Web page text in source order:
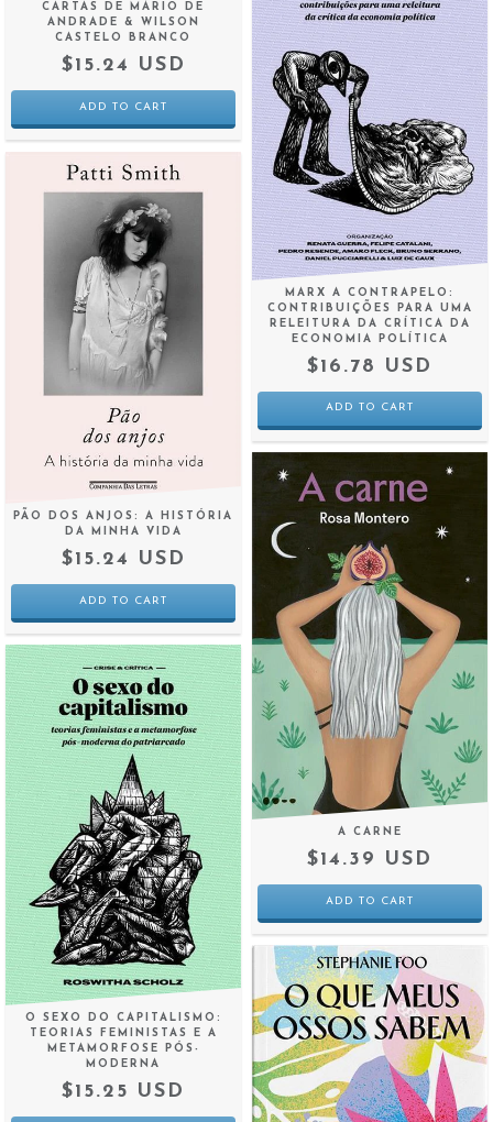
CARTAS DE MÁRIO DE
ANDRADE & WILSON
CASTELO BRANCO
$15.24 USD
PÃO DOS ANJOS: A HISTÓRIA
DA MINHA VIDA
$15.24 USD
MARX A CONTRAPELO:
CONTRIBUIÇÕES PARA UMA
RELEITURA DA CRÍTICA DA
ECONOMIA POLÍTICA
$16.78 USD
O SEXO DO CAPITALISMO:
TEORIAS FEMINISTAS E A
METAMORFOSE PÓS-
MODERNA
$15.25 USD
A CARNE
$14.39 USD